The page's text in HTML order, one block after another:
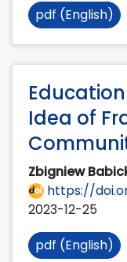
pdf (English)
Idea of
Zbigniew
https://
2023-12-25
pdf (English)